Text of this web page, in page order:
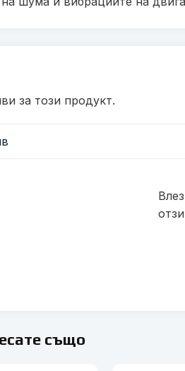
за този продукт.
също